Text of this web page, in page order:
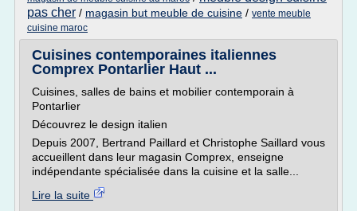
pas cher / magasin but meuble de cuisine / vente meuble
cuisine maroc
Cuisines contemporaines italiennes
Comprex Pontarlier Haut ...
Cuisines, salles de bains et mobilier contemporain à
Pontarlier
Découvrez le design italien
Depuis 2007, Bertrand Paillard et Christophe Saillard vous
accueillent dans leur magasin Comprex, enseigne
indépendante spécialisée dans la cuisine et la salle...
Lire la suite